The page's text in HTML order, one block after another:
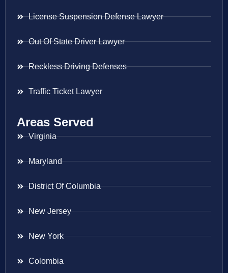
License Suspension Defense Lawyer
Out Of State Driver Lawyer
Reckless Driving Defenses
Traffic Ticket Lawyer
Areas Served
Virginia
Maryland
District Of Columbia
New Jersey
New York
Colombia